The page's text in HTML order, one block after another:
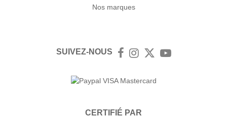
Nos marques
SUIVEZ-NOUS FacebookInstagram
TwitterYouTube
CERTIFIÉ PAR